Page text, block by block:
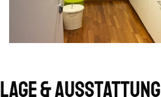
Lage & Ausstattung